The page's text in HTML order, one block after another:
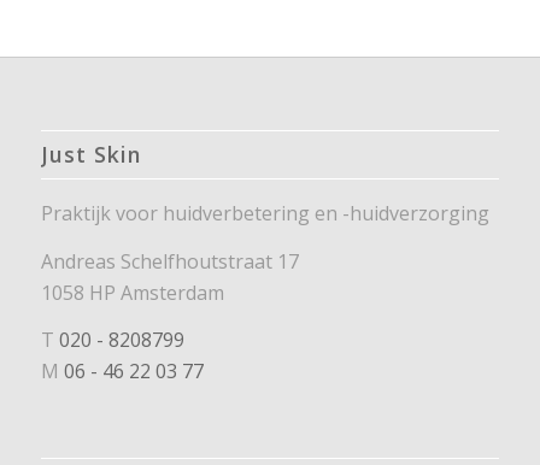
Just Skin
Praktijk voor huidverbetering en -huidverzorging
Andreas Schelfhoutstraat 17
1058 HP Amsterdam
T 020 - 8208799
M 06 - 46 22 03 77